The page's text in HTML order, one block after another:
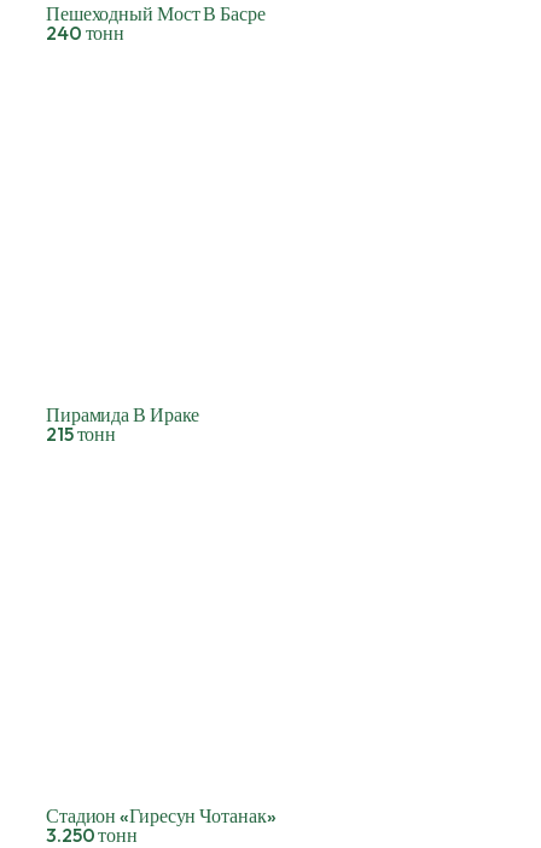
Пешеходный Мост В Басре
240 тонн
Пирамида В Ираке
215 тонн
Стадион «Гиресун Чотанак»
3.250 тонн